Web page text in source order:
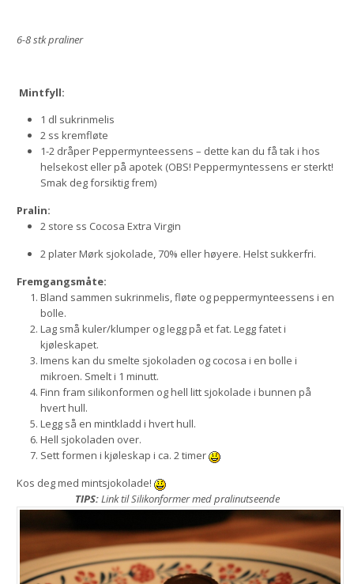
6-8 stk praliner
Mintfyll:
1 dl sukrinmelis
2 ss kremfløte
1-2 dråper Peppermynteessens – dette kan du få tak i hos
helsekost eller på apotek (OBS! Peppermyntessens er sterkt!
Smak deg forsiktig frem)
Pralin:
2 store ss Cocosa Extra Virgin
2 plater Mørk sjokolade, 70% eller høyere. Helst sukkerfri.
Fremgangsmåte:
Bland sammen sukrinmelis, fløte og peppermynteessens i en
bolle.
Lag små kuler/klumper og legg på et fat. Legg fatet i
kjøleskapet.
Imens kan du smelte sjokoladen og cocosa i en bolle i
mikroen. Smelt i 1 minutt.
Finn fram silikonformen og hell litt sjokolade i bunnen på
hvert hull.
Legg så en mintkladd i hvert hull.
Hell sjokoladen over.
Sett formen i kjøleskap i ca. 2 timer
Kos deg med mintsjokolade!
TIPS:Link tilSilikonformer med pralinutseende